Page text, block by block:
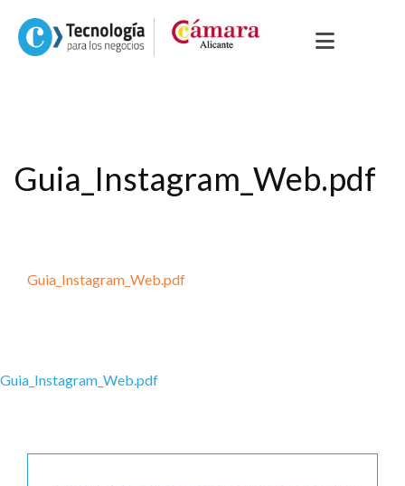
Guia_Instagram_Web.pdf
Guia_Instagram_Web.pdf
Guia_Instagram_Web.pdf